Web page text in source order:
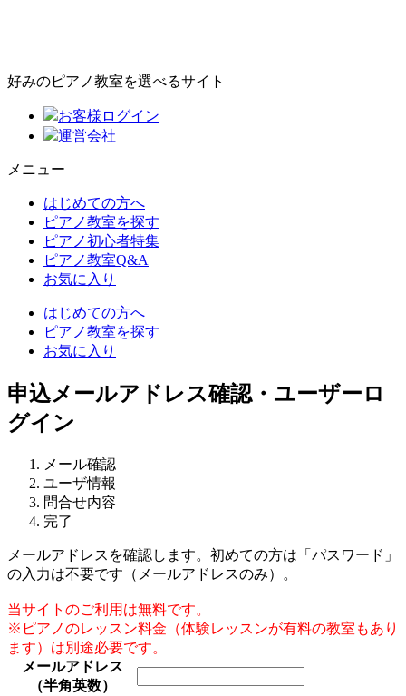
好みのピアノ教室を選べるサイト
お客様ログイン
運営会社
メニュー
はじめての方へ
ピアノ教室を探す
ピアノ初心者特集
ピアノ教室Q&A
お気に入り
はじめての方へ
ピアノ教室を探す
お気に入り
申込メールアドレス確認・ユーザーロ
グイン
メール確認
ユーザ情報
問合せ内容
完了
メールアドレスを確認します。初めての方は「パスワード」
の入力は不要です（メールアドレスのみ）。
当サイトのご利用は無料です。
※ピアノのレッスン料金（体験レッスンが有料の教室もあり
ます）は別途必要です。
メールアドレス
（半角英数）